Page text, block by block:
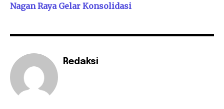
Nagan Raya Gelar Konsolidasi
Redaksi